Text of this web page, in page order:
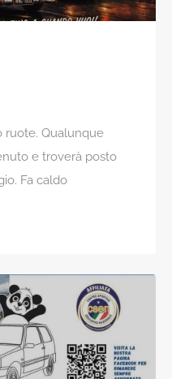
ruote. Qualunque
e troverà posto
Fa caldo